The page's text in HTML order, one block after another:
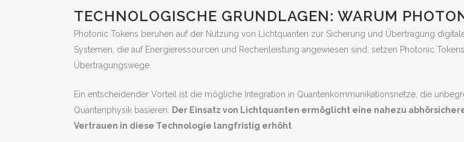
TECHNOLOGISCHE GRUNDLAGEN: WARUM
Photonic Tokens beruhen auf der Nutzung von Lichtquanten zur Sicherung und Übertragung
Systemen, die auf Energieressourcen und Rechenleistung angewiesen sind, setzen Photonic
Übertragungswege.
Ein entscheidender Vorteil ist die mögliche Integration in Quantenkommunikationsnetze, die
Quantenphysik basieren.
Der Einsatz von Lichtquanten ermöglicht eine nahezu
Vertrauen in diese Technologie langfristig erhöht